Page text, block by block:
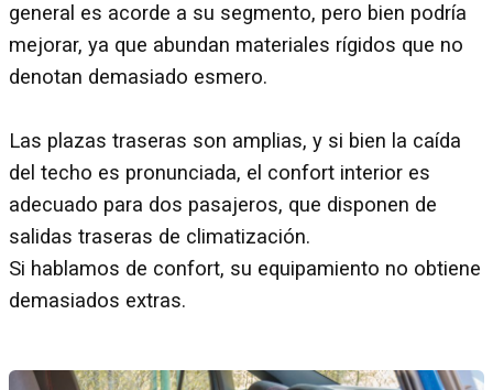
general es acorde a su segmento, pero bien podría
mejorar, ya que abundan materiales rígidos que no
denotan demasiado esmero.
Las plazas traseras son amplias, y si bien la caída
del techo es pronunciada, el confort interior es
adecuado para dos pasajeros, que disponen de
salidas traseras de climatización.
Si hablamos de confort, su equipamiento no obtiene
demasiados extras.